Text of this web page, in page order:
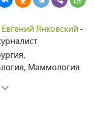
Евгений Янковский -
Маммология